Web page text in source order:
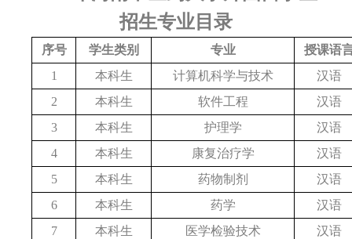
招生专业目录
序号 学生类别 专业
授课语
1
本科生 计算机科学与技术
汉语
2
本科生 软件工程
汉语
3
本科生 护理学
汉语
4
本科生 康复治疗学
汉语
5
本科生 药物制剂
汉语
6
本科生 药学
汉语
7
本科生 医学检验技术
汉语